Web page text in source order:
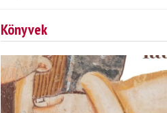
Könyvek